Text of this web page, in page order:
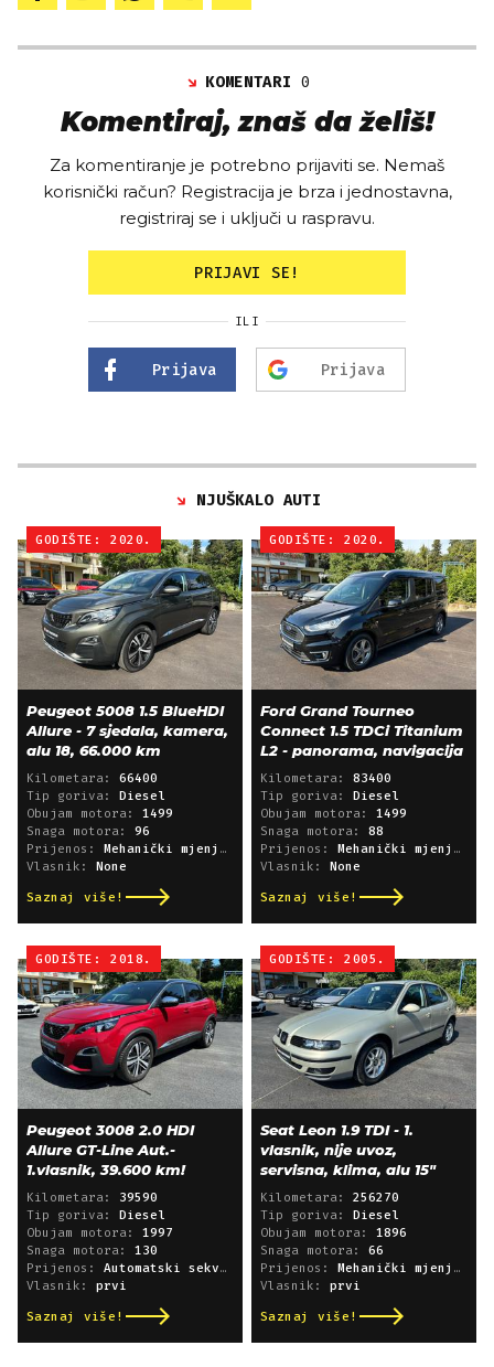
KOMENTARI0
Komentiraj, znaš da želiš!
Za komentiranje je potrebno prijaviti se. Nemaš
korisnički račun? Registracija je brza i jednostavna,
registriraj se i uključi u raspravu.
PRIJAVI SE!
ILI
Prijava Prijava
NJUŠKALO AUTI
GODIŠTE: 2020.
Peugeot 5008 1.5 BlueHDI
Allure - 7 sjedala, kamera,
alu 18, 66.000 km
Kilometara: 66400
Tip goriva:
Diesel
Obujam motora: 1499
Snaga motora: 96
Prijenos:
Mehanički mjenjač
Vlasnik:
None
Saznaj više!
GODIŠTE: 2020.
Ford Grand Tourneo
Connect 1.5 TDCi Titanium
L2 - panorama, navigacija
Kilometara: 83400
Tip goriva:
Diesel
Obujam motora: 1499
Snaga motora: 88
Prijenos:
Mehanički mjenjač
Vlasnik:
None
Saznaj više!
GODIŠTE: 2018.
Peugeot 3008 2.0 HDI
Allure GT-Line Aut.-
1.vlasnik, 39.600 km!
Kilometara: 39590
Tip goriva:
Diesel
Obujam motora: 1997
Snaga motora: 130
Prijenos: Automatski sekvencijski
Vlasnik: prvi
Saznaj više!
GODIŠTE: 2005.
Seat Leon 1.9 TDI - 1.
vlasnik, nije uvoz,
servisna, klima, alu 15"
Kilometara: 256270
Tip goriva:
Diesel
Obujam motora: 1896
Snaga motora: 66
Prijenos:
Mehanički mjenjač
Vlasnik: prvi
Saznaj više!